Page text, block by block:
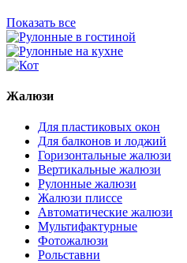
Показать все
Жалюзи
Для пластиковых окон
Для балконов и лоджий
Горизонтальные жалюзи
Вертикальные жалюзи
Рулонные жалюзи
Жалюзи плиссе
Автоматические жалюзи
Мультифактурные
Фотожалюзи
Рольставни